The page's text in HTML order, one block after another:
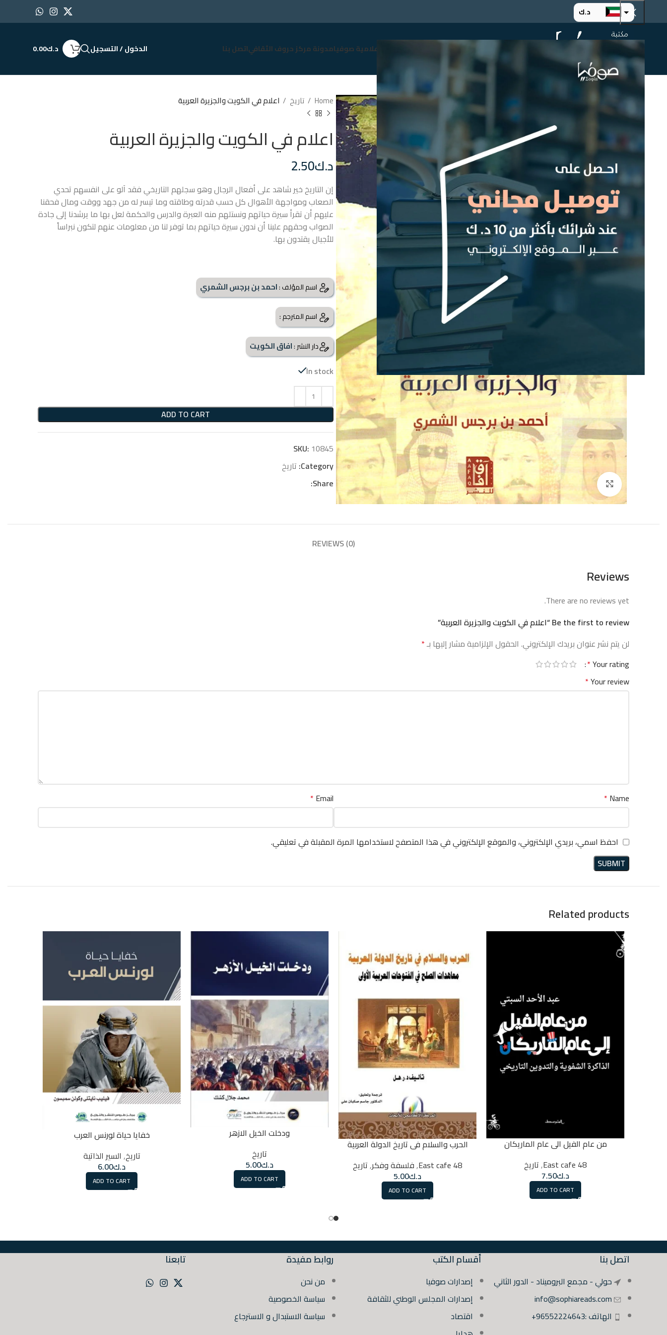
د.ك
د.إ
ر.ق
الرئيسية إعلامية صوفيامدونة مركز حروف الثقافياتصل بنا الدخول / التسجيل د.ك0.00
إضغط للتكبير
Home تاريخ اعلام في الكويت والجزيرة العربية
اعلام في الكويت والجزيرة العربية
د.ك2.50
إن التاريخ خير شاهد على أفعال الرجال وهو سجلهم التاريخي فقد آلو على انفسهم تحدي
الصعاب ومواجهة الأهوال كل حسب قدرته وطاقته وما تيسر له من جهد ووقت ومال فحقنا
عليهم أن تقرأ سيرة حياتهم ونستلهم منه العبرة والدرس والحكمة لعل بها ما يرشدنا إلى جادة
الصواب وحقهم علينا أن ندون سيرة حياتهم بما توفر لنا من معلومات عنهم لتكون نبراساً
للأجيال يقتدون بها.
اسم المؤلف :احمد بن برجس الشمري
اسم المترجم :
دار النشر :افاق الكويت
In stock
ADD TO CART
SKU: 10845
Category: تاريخ
Share:
REVIEWS (0)
Reviews
There are no reviews yet.
Be the first to review “اعلام في الكويت والجزيرة العربية”
لن يتم نشر عنوان بريدك الإلكتروني. الحقول الإلزامية مشار إليها بـ*
Your rating
*
Your review
*
Name
*
Email
*
احفظ اسمي، بريدي الإلكتروني، والموقع الإلكتروني في هذا المتصفح لاستخدامها المرة المقبلة في تعليقي.
Related products
من عام الفيل الى عام الماريكان
48 East cafe
,تاريخ
د.ك7.50
ADD TO CART
الحرب والسلام فى تاريخ الدولة العربية
48 East cafe
,فلسفة وفكر,تاريخ
د.ك5.00
ADD TO CART
ودخلت الخيل الازهر
تاريخ
د.ك5.00
ADD TO CART
خفايا حياة لورنس العرب
تاريخ, السير الذاتية
د.ك6.00
ADD TO CART
اتصل بنا
حولي - مجمع البروميناد - الدور الثاني
info@sophiareads.com
الهاتف :96552224643+
أقسام الكتب
إصدارات صوفيا
إصدارات المجلس الوطني للثقافة
اقتصاد
روابط مفيدة
من نحن
سياسة الخصوصية
سياسة الاستبدال و الاسترجاع
تابعنا